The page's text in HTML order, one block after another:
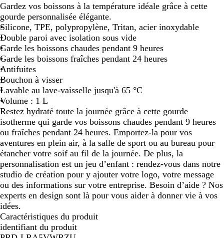
r
d
e
n
t
c
é
a
n
Gardez vos boissons à la température idéale grâce à cette
gourde personnalisée élégante.
Silicone, TPE, polypropylène, Tritan, acier inoxydable
Double paroi avec isolation sous vide
Garde les boissons chaudes pendant 9 heures
Garde les boissons fraîches pendant 24 heures
Antifuites
Bouchon à visser
Lavable au lave-vaisselle jusqu'à 65 °C
Volume : 1 L
Restez hydraté toute la journée grâce à cette gourde
isotherme qui garde vos boissons chaudes pendant 9 heures
ou fraîches pendant 24 heures. Emportez-la pour vos
aventures en plein air, à la salle de sport ou au bureau pour
étancher votre soif au fil de la journée. De plus, la
personnalisation est un jeu d’enfant : rendez-vous dans notre
studio de création pour y ajouter votre logo, votre message
ou des informations sur votre entreprise. Besoin d’aide ? Nos
experts en design sont là pour vous aider à donner vie à vos
idées.
Caractéristiques du produit
identifiant du produit